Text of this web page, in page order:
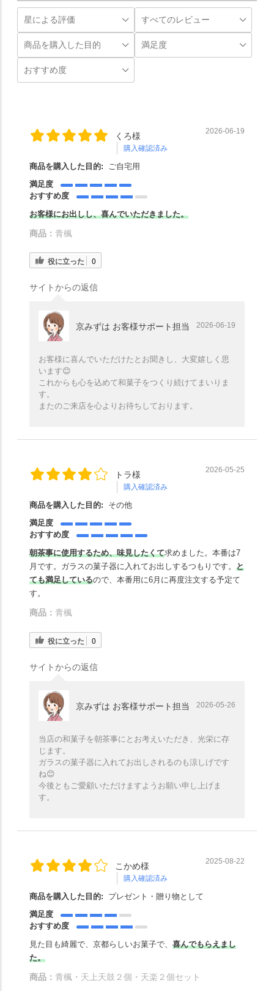
くろ様
購入確認済み
2026-06-19
商品を購入した目的:
ご自宅用
満足度
おすすめ度
お客様にお出しし、喜んでいただきました。
商品： 青楓
役に立った 0
サイトからの返信
京みずは お客様サポート担当 2026-06-19
お客様に喜んでいただけたとお聞きし、大変嬉しく思
います😊
これからも心を込めて和菓子をつくり続けてまいりま
す。
またのご来店を心よりお待ちしております。
トラ様
購入確認済み
2026-05-25
商品を購入した目的:
その他
満足度
おすすめ度
朝茶事に使用するため、味見したくて求めました。本番は7
月です。ガラスの菓子器に入れてお出しするつもりです。 と
ても満足しているので、本番用に6月に再度注文する予定て
す。
商品： 青楓
役に立った 0
サイトからの返信
京みずは お客様サポート担当 2026-05-26
当店の和菓子を朝茶事にとお考えいただき、光栄に存
じます。
ガラスの菓子器に入れてお出しされるのも涼しげです
ね😊
今後ともご愛顧いただけますようお願い申し上げま
す。
こかめ様
購入確認済み
2025-08-22
商品を購入した目的:
プレゼント・贈り物として
満足度
おすすめ度
見た目も綺麗で、京都らしいお菓子で、 喜んでもらえまし
た。
商品： 青楓・天上天鼓２個・天楽２個セット